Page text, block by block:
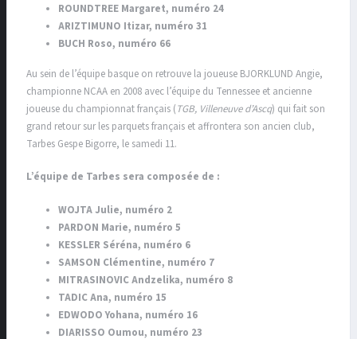
ROUNDTREE Margaret, numéro 24
ARIZTIMUNO Itizar, numéro 31
BUCH Roso, numéro 66
Au sein de l’équipe basque on retrouve la joueuse BJORKLUND Angie,
championne NCAA en 2008 avec l’équipe du Tennessee et ancienne
joueuse du championnat français (TGB, Villeneuve d’Ascq) qui fait son
grand retour sur les parquets français et affrontera son ancien club,
Tarbes Gespe Bigorre, le samedi 11.
L’équipe de Tarbes sera composée de :
WOJTA Julie, numéro 2
PARDON Marie, numéro 5
KESSLER Séréna, numéro 6
SAMSON Clémentine, numéro 7
MITRASINOVIC Andzelika, numéro 8
TADIC Ana, numéro 15
EDWODO Yohana, numéro 16
DIARISSO Oumou, numéro 23